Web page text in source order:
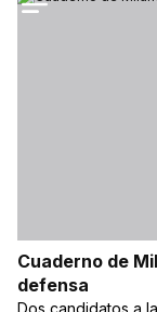
Cuaderno de
defensa
Dos candidatos a